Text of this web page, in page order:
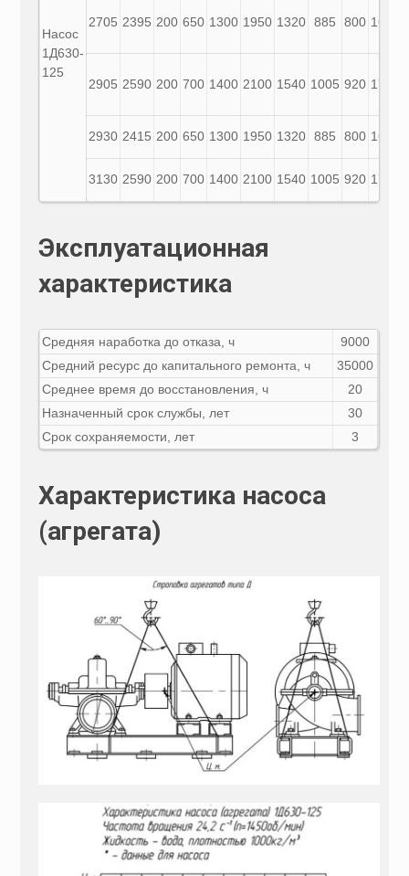
Насос
1Д630-
125
2705 2395 200 650 1300 1950 1320 885 800 1650
2905 2590 200 700 1400 2100 1540 1005 920 1755
2930 2415 200 650 1300 1950 1320 885 800 1620
3130 2590 200 700 1400 2100 1540 1005 920 1795
Эксплуатационная
характеристика
Средняя наработка до отказа, ч
9000
Средний ресурс до капитального ремонта, ч
35000
Среднее время до восстановления, ч
20
Назначенный срок службы, лет
30
Срок сохраняемости, лет
3
Характеристика насоса
(агрегата)